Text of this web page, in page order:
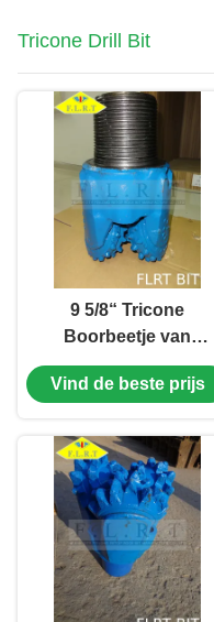
Tricone Drill Bit
9 5/8“ Tricone
Boorbeetje van
FSA517GT/Drie
Kegelbeetje met het In
Snijder
Vind de beste prijs